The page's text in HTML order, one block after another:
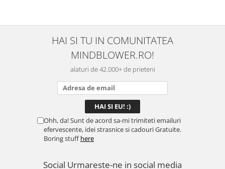
HAI SI TU IN COMUNITATEA
MINDBLOWER.RO!
alaturi de 42.000+ de prieteni
Ohh, da! Sunt de acord sa-mi trimiteti emailuri
efervescente, idei strasnice si cadouri Gratuite.
Boring stuffhere
Social Urmareste-ne in social media